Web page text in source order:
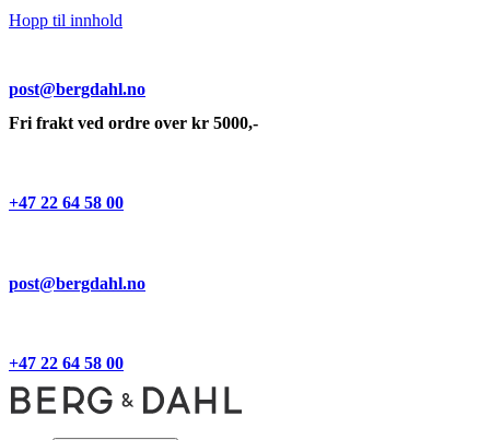
Hopp til innhold
post@bergdahl.no
Fri frakt ved ordre over kr 5000,-
+47 22 64 58 00
post@bergdahl.no
+47 22 64 58 00